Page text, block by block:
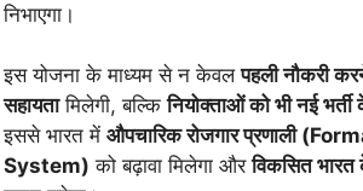
निभाएगा।
इस योजना के माध्यम से न केवलपहली नौकरी
सहायतामिलेगी, बल्किनियोक्ताओं को भी नई भर्ती
इससे भारत में औपचारिक रोजगार प्रणाली
System) को बढ़ावा मिलेगा औरविकसित भारत